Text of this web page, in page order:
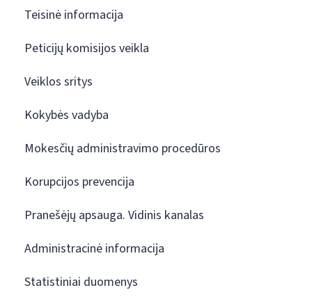
Teisinė informacija
Peticijų komisijos veikla
Veiklos sritys
Kokybės vadyba
Mokesčių administravimo procedūros
Korupcijos prevencija
Pranešėjų apsauga. Vidinis kanalas
Administracinė informacija
Statistiniai duomenys